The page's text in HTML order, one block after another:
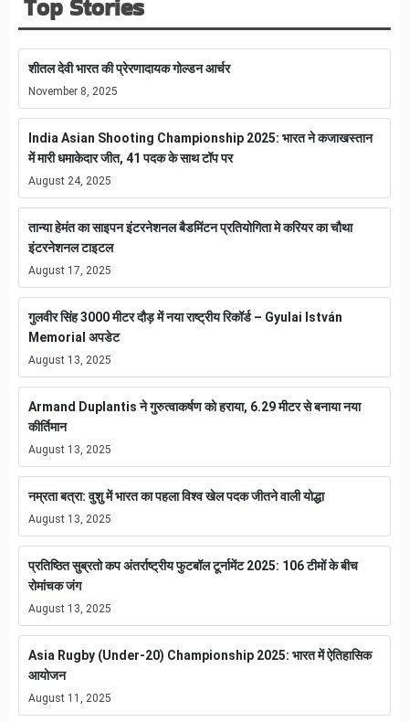
Top Stories
शीतल देवी भारत की प्रेरणादायक गोल्डन आर्चर
November 8, 2025
India Asian Shooting Championship 2025: भारत ने कजाखस्तान
में मारी धमाकेदार जीत, 41 पदक के साथ टॉप पर
August 24, 2025
तान्या हेमंत का साइपन इंटरनेशनल बैडमिंटन प्रतियोगिता मे करियर का चौथा
इंटरनेशनल टाइटल
August 17, 2025
गुलवीर सिंह 3000 मीटर दौड़ में नया राष्ट्रीय रिकॉर्ड – Gyulai István
Memorial अपडेट
August 13, 2025
Armand Duplantis ने गुरुत्वाकर्षण को हराया, 6.29 मीटर से बनाया नया
कीर्तिमान
August 13, 2025
नम्रता बत्रा: वुशु में भारत का पहला विश्व खेल पदक जीतने वाली योद्धा
August 13, 2025
प्रतिष्ठित सुब्रतो कप अंतर्राष्ट्रीय फुटबॉल टूर्नामेंट 2025: 106 टीमों के बीच
रोमांचक जंग
August 13, 2025
Asia Rugby (Under-20) Championship 2025: भारत में ऐतिहासिक
आयोजन
August 11, 2025